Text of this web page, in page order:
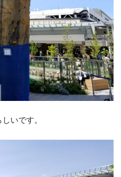
いです。